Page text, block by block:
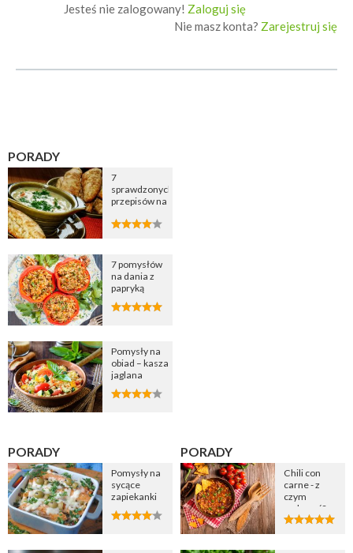
Jesteś nie zalogowany! Zaloguj się
Nie masz konta? Zarejestruj się
PORADY
7
sprawdzonych
przepisów na
cebulową
7 pomysłów
na dania z
papryką
Pomysły na
obiad – kasza
jaglana
PORADY
Pomysły na
sycące
zapiekanki
PORADY
Chili con
carne - z
czym
podawać?